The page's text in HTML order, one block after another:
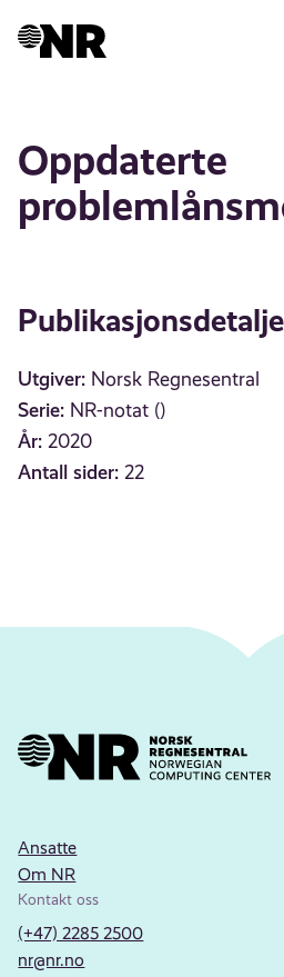
Oppdaterte
Utgiver: Norsk Regnesentral
Serie: NR-notat ()
År: 2020
Antall sider: 22
Ansatte
Om NR
Kontakt oss
(+47) 2285 2500
nr@nr.no